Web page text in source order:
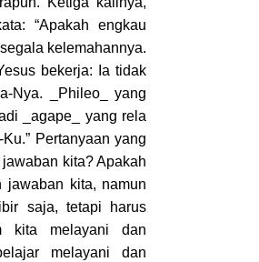
“Apakah engkau
kelemahannya.
bekerja: Ia tidak
Nya. _Phileo_ yang
_agape_ yang rela
Pertanyaan yang
kita? Apakah
jawaban kita, namun
saja, tetapi harus
kita melayani dan
melayani dan